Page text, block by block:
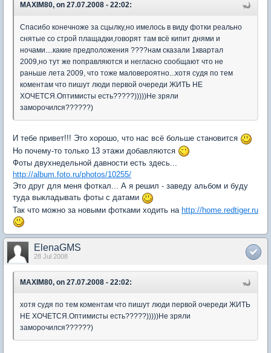
MAXIM80, on 27.07.2008 - 22:02:
Спасибо конечноже за сцылку,но имелось в виду фотки реально
снятые со строй плащадки,говорят там всё кипит днями и
ночами....какие предположения ????нам сказали 1квартал
2009,но тут же поправляются и негласно сообщают что не
раньше лета 2009, что тоже маловероятно...хотя судя по тем
коментам что пишут люди первой очереди ЖИТЬ НЕ
ХОЧЕТСЯ.Оптимисты есть?????)))))Не зряли
заморочился??????)
И тебе привет!!! Это хорошо, что нас всё больше становится
Но почему-то только 13 этажи добавляются
Фоты двухнедельной давности есть здесь...
http://album.foto.ru/photos/10255/
Это друг для меня фоткал... А я решил - заведу альбом и буду
туда выкладывать фоты с датами
Так что можно за новыми фотками ходить на http://home.redtiger.ru
ElenaGMS
28 Jul 2008
MAXIM80, on 27.07.2008 - 22:02:
хотя судя по тем коментам что пишут люди первой очереди ЖИТЬ
НЕ ХОЧЕТСЯ.Оптимисты есть?????)))))Не зряли
заморочился??????)